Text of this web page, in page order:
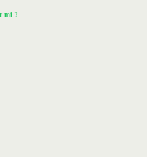
mi ?